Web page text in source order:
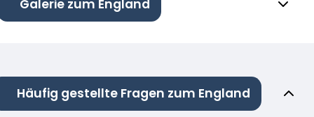
Galerie zum England
Häufig gestellte Fragen zum England